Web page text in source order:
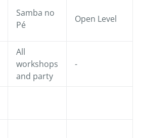
Samba no
Pé
Open Level
All
workshops
and party
-